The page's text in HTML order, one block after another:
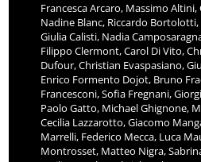
Francesca Arcaro, Massimo
Nadine Blanc, Riccardo
Giulia Calisti, Nadia
Filippo Clermont, Carol Di Vito,
Dufour, Christian Evaspasiano,
Enrico Formento Dojot, Bruno
Francesconi, Sofia Fregnani,
Paolo Gatto, Michael Ghignone,
Cecilia Lazzarotto, Giacomo
Marrelli, Federico Mecca, Luca
Montrosset, Matteo Nigra,